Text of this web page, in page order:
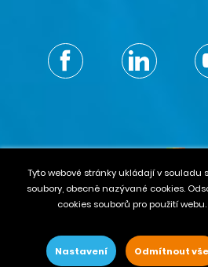
© 2021 eduzmena.cz – With love
Tyto webové stránky ukládají v souladu
soubory, obecně nazývané cookies.
cookies souborů pro použití
Nastavení Odmítnout vše